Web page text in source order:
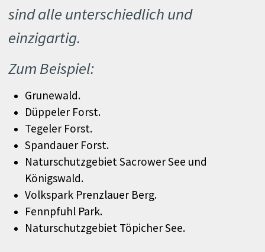
sind alle unterschiedlich und
einzigartig.
Zum Beispiel:
Grunewald.
Düppeler Forst.
Tegeler Forst.
Spandauer Forst.
Naturschutzgebiet Sacrower See und
Königswald.
Volkspark Prenzlauer Berg.
Fennpfuhl Park.
Naturschutzgebiet Töpicher See.